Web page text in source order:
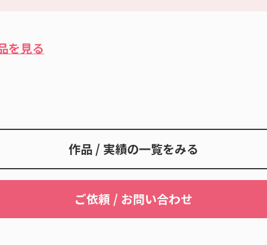
を見る
作品 / 実績の一覧をみる
ご依頼 / お問い合わせ